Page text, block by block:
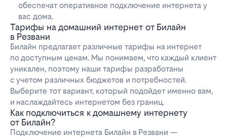
обеспечат оперативное подключение интернета у
вас дома.
Тарифы на домашний интернет от Билайн
в Резвани
Билайн предлагает различные тарифы на интернет
по доступным ценам. Мы понимаем, что каждый клиент
уникален, поэтому наши тарифы разработаны
с учетом различных бюджетов и потребностей.
Выберите тот вариант, который подойдет именно вам,
и наслаждайтесь интернетом без границ.
Как подключиться к домашнему интернету
от Билайн?
Подключение интернета Билайн в Резвани —